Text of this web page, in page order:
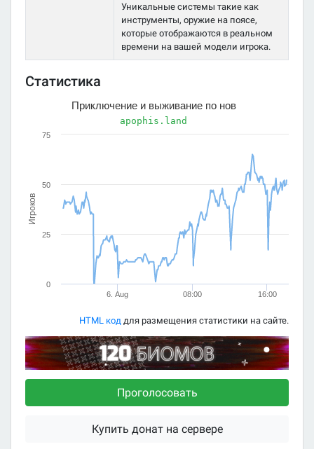
Уникальные системы такие как
инструменты, оружие на поясе,
которые отображаются в реальном
времени на вашей модели игрока.
Статистика
Игроков
Приключение и выживание по нов
apophis.land
6. Aug 08:00 16:00
0
25
50
75
HTML код для размещения статистики на сайте.
Проголосовать
Купить донат на сервере